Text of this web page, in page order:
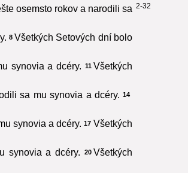
2-32
osemsto rokov a narodili sa
8 Všetkých Setových dní bolo
synovia a dcéry. 11 Všetkých
sa mu synovia a dcéry. 14
synovia a dcéry. 17 Všetkých
synovia a dcéry. 20 Všetkých